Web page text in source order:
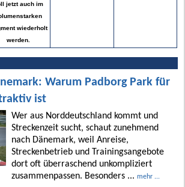
jetzt auch im
wiederholt
werden.
Warum Padborg Park für
ist
Wer aus Norddeutschland kommt und
Streckenzeit sucht, schaut zunehmend
nach Dänemark, weil Anreise,
Streckenbetrieb und Trainingsangebote
dort oft überraschend unkompliziert
zusammenpassen. Besonders ... mehr ...